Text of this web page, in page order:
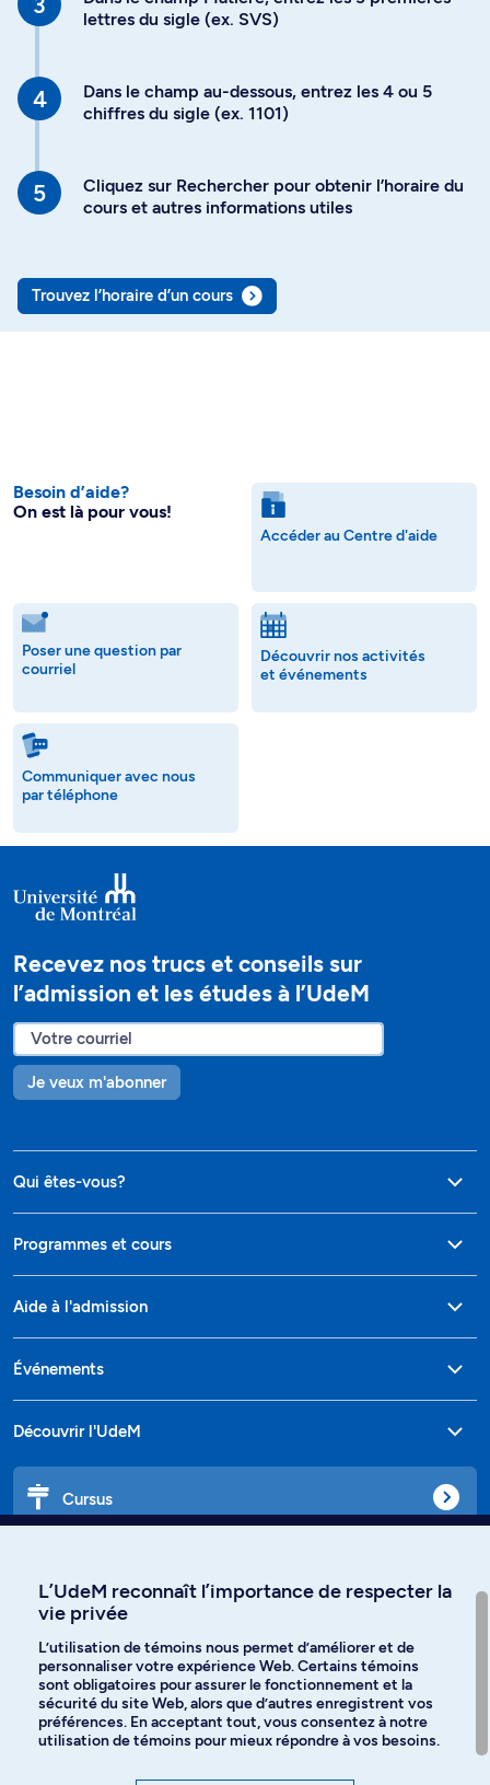
lettres du sigle (ex. SVS)
Dans le champ au-dessous, entrez les 4 ou 5
chiffres du sigle (ex. 1101)
Cliquez sur Rechercher pour obtenir l’horaire du
cours et autres informations utiles
Trouvez l’horaire d’un cours
Besoin d’aide?
On est là pour vous!
Accéder au Centre d'aide
Poser une question par
courriel
Découvrir nos activités
et événements
Communiquer avec nous
par téléphone
Recevez nos trucs et conseils sur
l’admission et les études à l’UdeM
Je veux m'abonner
Qui êtes-vous?
Programmes et cours
Aide à l'admission
Événements
Découvrir l'UdeM
Cursus
Langues
Facebook Instagram
L’UdeM reconnaît l’importance de respecter la
vie privée
L’utilisation de témoins nous permet d’améliorer et de
personnaliser votre expérience Web. Certains témoins
sont obligatoires pour assurer le fonctionnement et la
sécurité du site Web, alors que d’autres enregistrent vos
préférences. En acceptant tout, vous consentez à notre
utilisation de témoins pour mieux répondre à vos besoins.